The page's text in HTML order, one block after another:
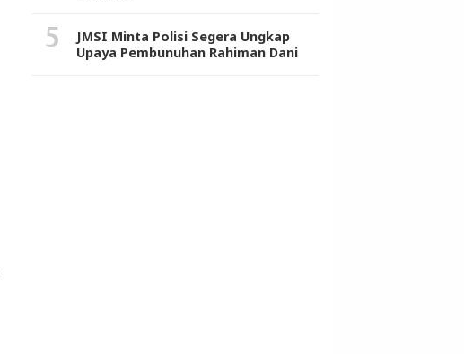
JMSI Minta Polisi Segera Ungkap
Upaya Pembunuhan Rahiman Dani